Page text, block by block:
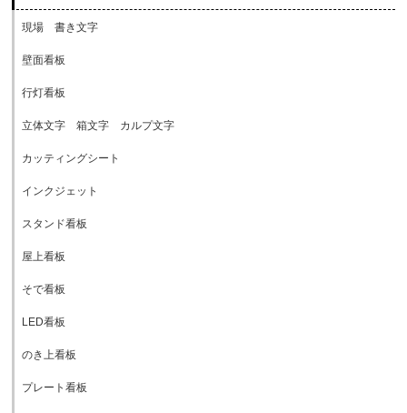
現場 書き文字
壁面看板
行灯看板
立体文字 箱文字 カルプ文字
カッティングシート
インクジェット
スタンド看板
屋上看板
そで看板
LED看板
のき上看板
プレート看板